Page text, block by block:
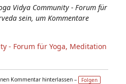
Vidya Community - Forum für
sein, um Kommentare
- Forum für Yoga, Meditation
Kommentar hinterlassen – Folgen